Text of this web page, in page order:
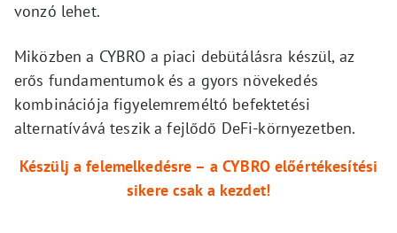
vonzó lehet.
Miközben a CYBRO a piaci debütálásra készül, az
erős fundamentumok és a gyors növekedés
kombinációja figyelemreméltó befektetési
alternatívává teszik a fejlődő DeFi-környezetben.
Készülj a felemelkedésre – a CYBRO előértékesítési
sikere csak a kezdet!